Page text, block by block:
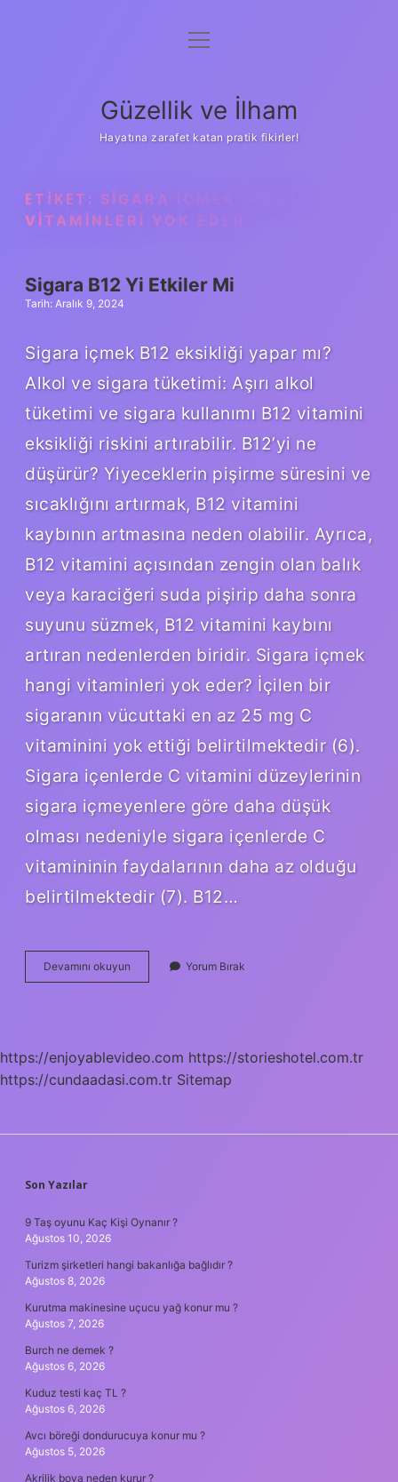
Anasayfa
Yasal Uyarı
menüyü
Güzellik ve İlham
Hayatına zarafet katan pratik fikirler!
ETIKET: SIGARA IÇMEK HANGI
VITAMINLERI YOK EDER
Sigara B12 Yi Etkiler Mi
Tarih: Aralık 9, 2024
Sigara içmek B12 eksikliği yapar mı?
Alkol ve sigara tüketimi: Aşırı alkol
tüketimi ve sigara kullanımı B12 vitamini
eksikliği riskini artırabilir. B12’yi ne
düşürür? Yiyeceklerin pişirme süresini ve
sıcaklığını artırmak, B12 vitamini
kaybının artmasına neden olabilir. Ayrıca,
B12 vitamini açısından zengin olan balık
veya karaciğeri suda pişirip daha sonra
suyunu süzmek, B12 vitamini kaybını
artıran nedenlerden biridir. Sigara içmek
hangi vitaminleri yok eder? İçilen bir
sigaranın vücuttaki en az 25 mg C
vitaminini yok ettiği belirtilmektedir (6).
Sigara içenlerde C vitamini düzeylerinin
sigara içmeyenlere göre daha düşük
olması nedeniyle sigara içenlerde C
vitamininin faydalarının daha az olduğu
belirtilmektedir (7). B12…
Devamını okuyun
B12
Yorum Bırak
https://enjoyablevideo.com https://storieshotel.com.tr
https://cundaadasi.com.tr Sitemap
SIDEBAR
Son Yazılar
9 Taş oyunu Kaç Kişi Oynanır ?
Ağustos 10, 2026
Turizm şirketleri hangi bakanlığa bağlıdır ?
Ağustos 8, 2026
Kurutma makinesine uçucu yağ konur mu ?
Ağustos 7, 2026
Burch ne demek ?
Ağustos 6, 2026
Kuduz testi kaç TL ?
Ağustos 6, 2026
Avcı böreği dondurucuya konur mu ?
Ağustos 5, 2026
Akrilik boya neden kurur ?